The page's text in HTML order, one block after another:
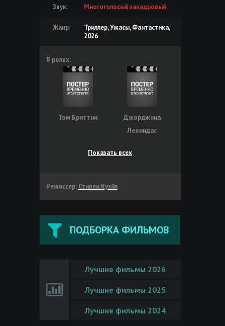
Звук: Многоголосый закадровый
Жанр:
Триллер, Ужасы, Фантастика,
2026
В ролях:
Том Бриттни
Джорджина
Леонидас
Показать всех
Режиссер: Стивен Куэйл
ПОДБОРКА ФИЛЬМОВ
Лучшие фильмы 2026
Лучшие фильмы 2025
Лучшие фильмы 2024